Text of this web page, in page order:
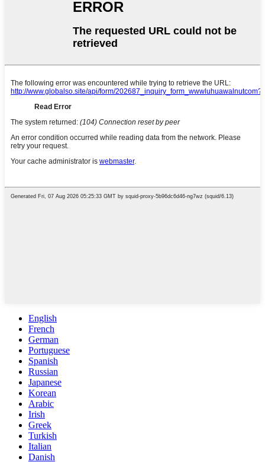
English
French
German
Portuguese
Spanish
Russian
Japanese
Korean
Arabic
Irish
Greek
Turkish
Italian
Danish